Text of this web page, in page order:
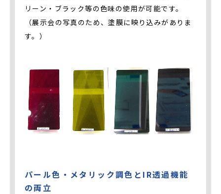
リーン・ブラック等の色味の使用が可能です。
（展示会の写真のため、塗膜に映り込みがありま
す。）
パール色・メタリック調色とIR透過機能
の両立